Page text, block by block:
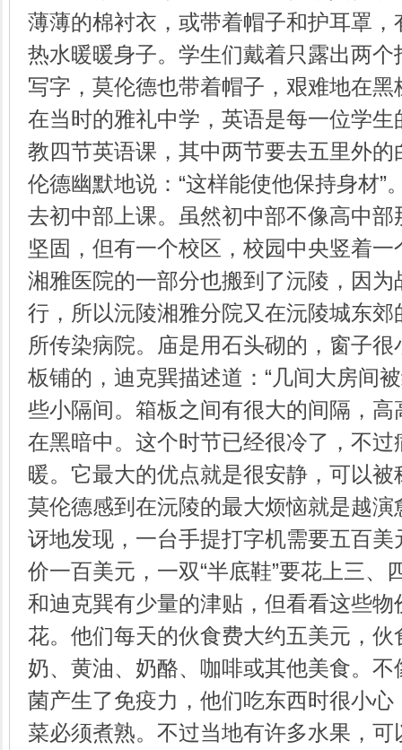
薄薄的棉衬衣，或带着帽子和护耳罩
热水暖暖身子。学生们戴着只露出两
写字，莫伦德也带着帽子，艰难地在黑
在当时的雅礼中学，英语是每一位学
教四节英语课，其中两节要去五里外
伦德幽默地说：“这样能使他保持身材”
去初中部上课。虽然初中部不像高中
坚固，但有一个校区，校园中央竖着
湘雅医院的一部分也搬到了沅陵，因
行，所以沅陵湘雅分院又在沅陵城东郊
所传染病院。庙是用石头砌的，窗子
板铺的，迪克巽描述道：“几间大房间
些小隔间。箱板之间有很大的间隔，
在黑暗中。这个时节已经很冷了，不
暖。它最大的优点就是很安静，可以被
莫伦德感到在沅陵的最大烦恼就是越
讶地发现，一台手提打字机需要五百
价一百美元，一双“半底鞋”要花上三、
和迪克巽有少量的津贴，但看看这些
花。他们每天的伙食费大约五美元，
奶、黄油、奶酪、咖啡或其他美食。
菌产生了免疫力，他们吃东西时很小
菜必须煮熟。不过当地有许多水果，